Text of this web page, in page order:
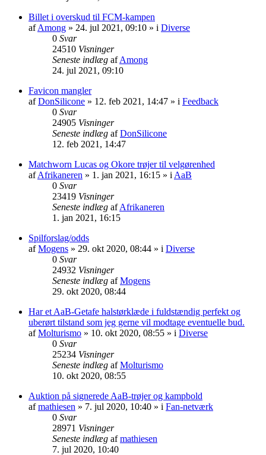
Billet i overskud til FCM-kampen
afAmong » 24. jul 2021, 09:10 » i Diverse
0 Svar
24510 Visninger
Seneste indlæg afAmong
24. jul 2021, 09:10
Favicon mangler
afDonSilicone » 12. feb 2021, 14:47 » i Feedback
0 Svar
24905 Visninger
Seneste indlæg afDonSilicone
12. feb 2021, 14:47
Matchworn Lucas og Okore trøjer til velgørenhed
afAfrikaneren » 1. jan 2021, 16:15 » i AaB
0 Svar
23419 Visninger
Seneste indlæg afAfrikaneren
1. jan 2021, 16:15
Spilforslag/odds
afMogens » 29. okt 2020, 08:44 » i Diverse
0 Svar
24932 Visninger
Seneste indlæg afMogens
29. okt 2020, 08:44
Har et AaB-Getafe halstørklæde i fuldstændig perfekt og
uberørt tilstand som jeg gerne vil modtage eventuelle bud.
afMolturismo » 10. okt 2020, 08:55 » i Diverse
0 Svar
25234 Visninger
Seneste indlæg afMolturismo
10. okt 2020, 08:55
Auktion på signerede AaB-trøjer og kampbold
afmathiesen » 7. jul 2020, 10:40 » i Fan-netværk
0 Svar
28971 Visninger
Seneste indlæg afmathiesen
7. jul 2020, 10:40